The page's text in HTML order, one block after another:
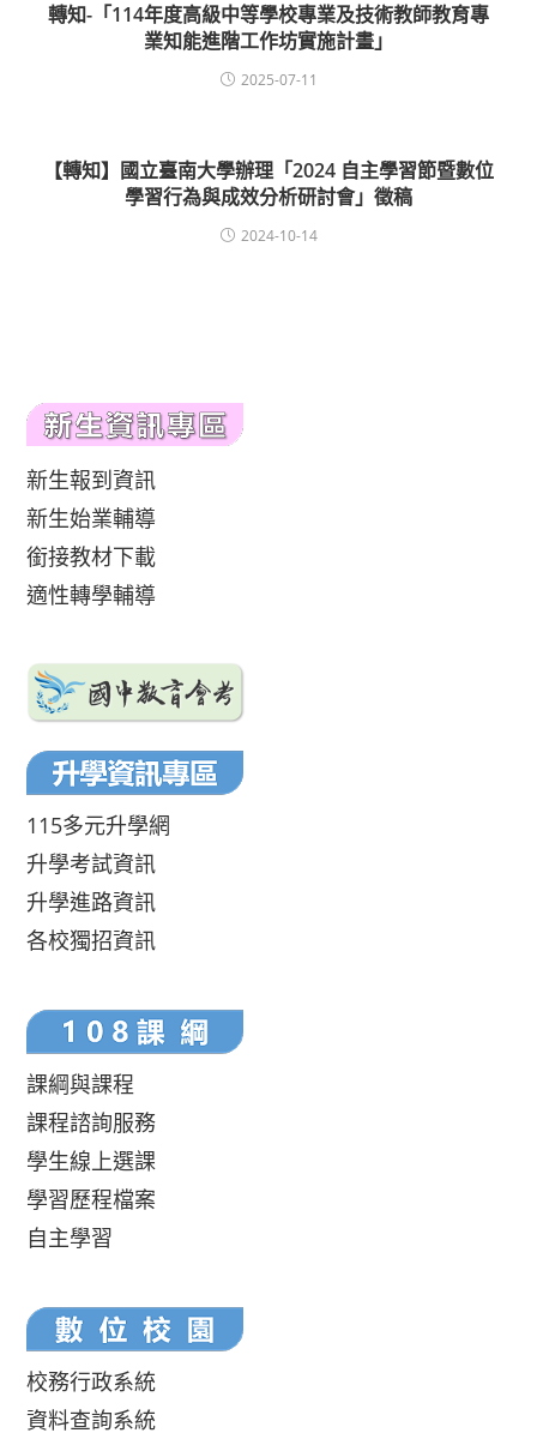
轉知-「114年度高級中等學校專業及技術教師教育專
業知能進階工作坊實施計畫」
2025-07-11
【轉知】國立臺南大學辦理「2024 自主學習節暨數位
學習行為與成效分析研討會」徵稿
2024-10-14
新生報到資訊
新生始業輔導
銜接教材下載
適性轉學輔導
115多元升學網
升學考試資訊
升學進路資訊
各校獨招資訊
課綱與課程
課程諮詢服務
學生線上選課
學習歷程檔案
自主學習
校務行政系統
資料查詢系統